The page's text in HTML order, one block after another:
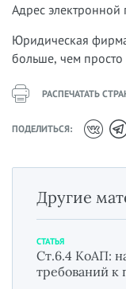
Адрес электронной
Юридическая
больше, чем
РАСПЕЧАТАТЬ
ПОДЕЛИТЬСЯ:
Другие
СТАТЬЯ
Ст.6.4 КоАП:
требований